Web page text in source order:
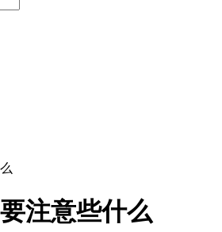
注意些什么